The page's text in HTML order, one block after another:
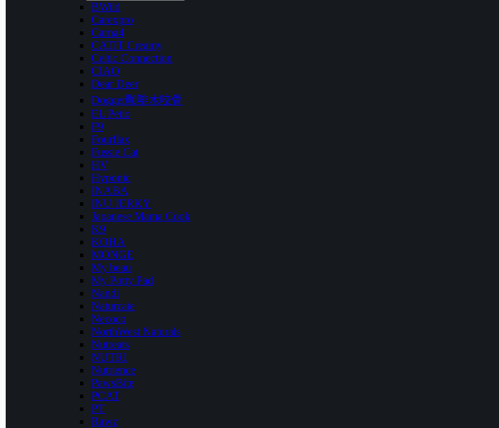
BWild
Carexpro
Carna4
CATIT Creamy
Celtic Connection
CIAO
Dear Deer
Dogger咖啡木咬骨
EL Petio
F9
Fourflax
Fussie Cat
HV
Hyponic
INABA
INU JERKY
Japanese Mama Cook
K9
KOHA
MONGE
My beau
My Potty Pad
Nandi
Naturcate
Necoco
NorthWest Naturals
Nutreats
NUTRI
Nutrience
PawsBite
PCAT
PT
Rawz